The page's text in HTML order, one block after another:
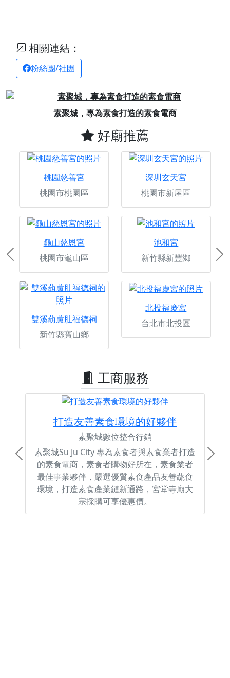
相關連結：
粉絲團/社團
聚城，專為素食打造的素食電商
Previous
好廟推薦
桃園慈善宮
桃園市桃園區
深圳玄天宮
桃園市新屋區
龜山慈恩宮
桃園市龜山區
池和宮
新竹縣新豐鄉
雙溪葫蘆肚福德祠
新竹縣寶山鄉
北投福慶宮
台北市北投區
Previous
工商服務
打造友善素食環境的好夥伴
素聚城數位整合行銷
素聚城Su Ju City 專為素食者與素食業者打造
的素食電商，素食者購物好所在，素食業者
最佳事業夥伴，嚴選優質素食產品友善蔬食
環境，打造素食產業鏈新通路，宮堂寺廟大
宗採購可享優惠價。
Previous Next